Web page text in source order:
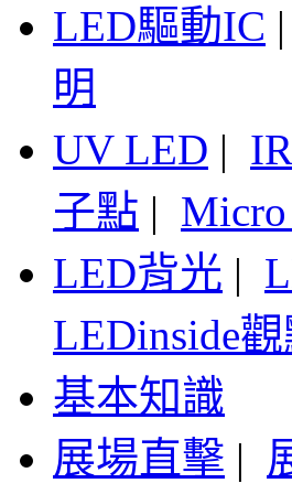
LED驅動IC |
明
UV LED |
子點 |
LED背光 |
LEDinside
基本知識
展場直擊 |